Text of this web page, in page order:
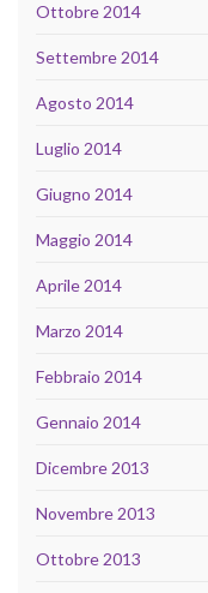
Ottobre 2014
Settembre 2014
Agosto 2014
Luglio 2014
Giugno 2014
Maggio 2014
Aprile 2014
Marzo 2014
Febbraio 2014
Gennaio 2014
Dicembre 2013
Novembre 2013
Ottobre 2013